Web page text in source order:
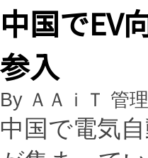
中国でEV
参入
By ＡＡｉＴ 管
中国で電気